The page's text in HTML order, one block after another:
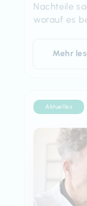
Nachteile
worauf es
Mehr
Aktuelles